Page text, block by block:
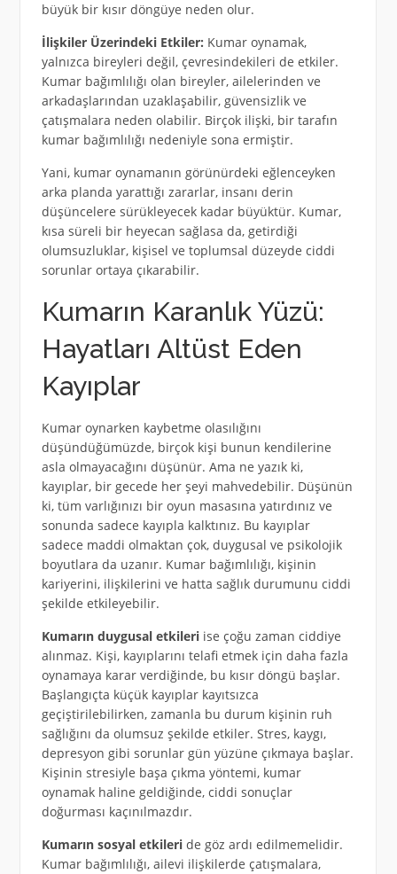
büyük bir kısır döngüye neden olur.
İlişkiler Üzerindeki Etkiler: Kumar oynamak,
yalnızca bireyleri değil, çevresindekileri de etkiler.
Kumar bağımlılığı olan bireyler, ailelerinden ve
arkadaşlarından uzaklaşabilir, güvensizlik ve
çatışmalara neden olabilir. Birçok ilişki, bir tarafın
kumar bağımlılığı nedeniyle sona ermiştir.
Yani, kumar oynamanın görünürdeki eğlenceyken
arka planda yarattığı zararlar, insanı derin
düşüncelere sürükleyecek kadar büyüktür. Kumar,
kısa süreli bir heyecan sağlasa da, getirdiği
olumsuzluklar, kişisel ve toplumsal düzeyde ciddi
sorunlar ortaya çıkarabilir.
Kumarın Karanlık Yüzü:
Hayatları Altüst Eden
Kayıplar
Kumar oynarken kaybetme olasılığını
düşündüğümüzde, birçok kişi bunun kendilerine
asla olmayacağını düşünür. Ama ne yazık ki,
kayıplar, bir gecede her şeyi mahvedebilir. Düşünün
ki, tüm varlığınızı bir oyun masasına yatırdınız ve
sonunda sadece kayıpla kalktınız. Bu kayıplar
sadece maddi olmaktan çok, duygusal ve psikolojik
boyutlara da uzanır. Kumar bağımlılığı, kişinin
kariyerini, ilişkilerini ve hatta sağlık durumunu ciddi
şekilde etkileyebilir.
Kumarın duygusal etkileriise çoğu zaman ciddiye
alınmaz. Kişi, kayıplarını telafi etmek için daha fazla
oynamaya karar verdiğinde, bu kısır döngü başlar.
Başlangıçta küçük kayıplar kayıtsızca
geçiştirilebilirken, zamanla bu durum kişinin ruh
sağlığını da olumsuz şekilde etkiler. Stres, kaygı,
depresyon gibi sorunlar gün yüzüne çıkmaya başlar.
Kişinin stresiyle başa çıkma yöntemi, kumar
oynamak haline geldiğinde, ciddi sonuçlar
doğurması kaçınılmazdır.
Kumarın sosyal etkileride göz ardı edilmemelidir.
Kumar bağımlılığı, ailevi ilişkilerde çatışmalara,